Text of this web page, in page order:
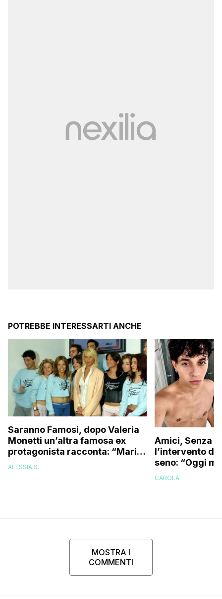
POTREBBE INTERESSARTI ANCHE
Saranno Famosi, dopo Valeria
Monetti un’altra famosa ex
protagonista racconta: “Maria
De Filippi si sedeva con noi a
ALESSIA S.
Amici, Senza
l’intervento di
seno: “Oggi
specchio e…”
CAROLA
MOSTRA I
COMMENTI